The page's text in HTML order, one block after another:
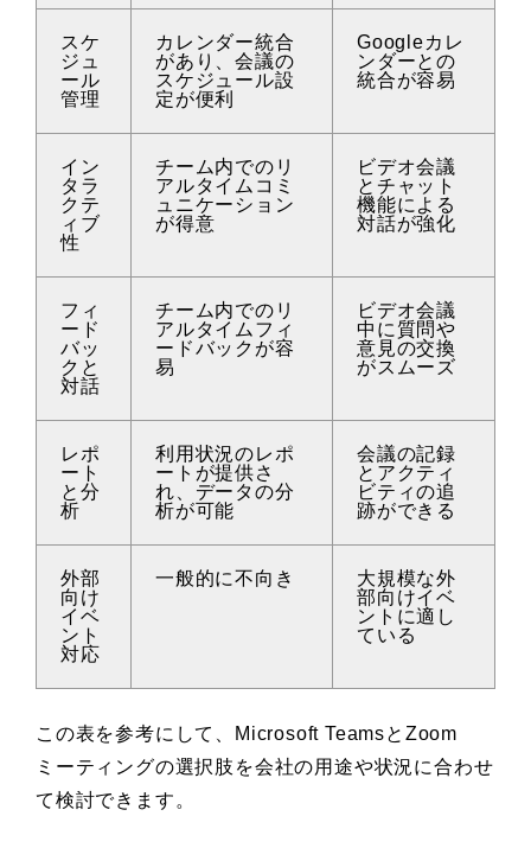
スケ
ジュ
ール
管理
カレンダー統合
があり、会議の
スケジュール設
定が便利
Googleカレ
ンダーとの
統合が容易
イン
タラ
クテ
ィブ
性
チーム内でのリ
アルタイムコミ
ュニケーション
が得意
ビデオ会議
とチャット
機能による
対話が強化
フィ
ード
バッ
クと
対話
チーム内でのリ
アルタイムフィ
ードバックが容
易
ビデオ会議
中に質問や
意見の交換
がスムーズ
レポ
ート
と分
析
利用状況のレポ
ートが提供さ
れ、データの分
析が可能
会議の記録
とアクティ
ビティの追
跡ができる
外部
向け
イベ
ント
対応
一般的に不向き
大規模な外
部向けイベ
ントに適し
ている
この表を参考にして、Microsoft TeamsとZoom
ミーティングの選択肢を会社の用途や状況に合わせ
て検討できます。